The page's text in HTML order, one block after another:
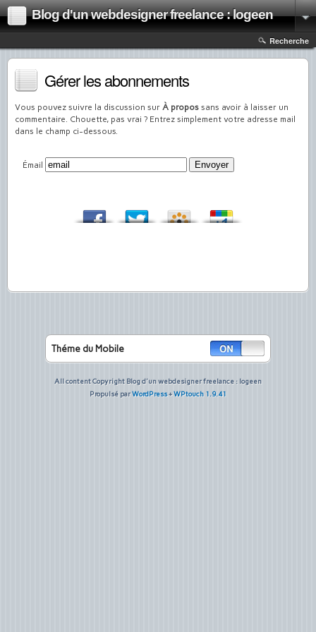
Blog d'un webdesigner freelance : logeen
Recherche
Gérer les abonnements
Vous pouvez suivre la discussion sur À propos sans avoir à laisser un
commentaire. Chouette, pas vrai ? Entrez simplement votre adresse mail
dans le champ ci-dessous.
Émail
Théme du Mobile
All content Copyright Blog d'un webdesigner freelance : logeen
Propulsé parWordPress+WPtouch 1.9.41